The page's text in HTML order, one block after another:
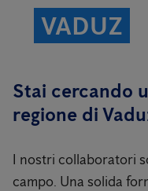
VADUZ
Stai cercando
regione di
I nostri collaboratori
campo. Una solida